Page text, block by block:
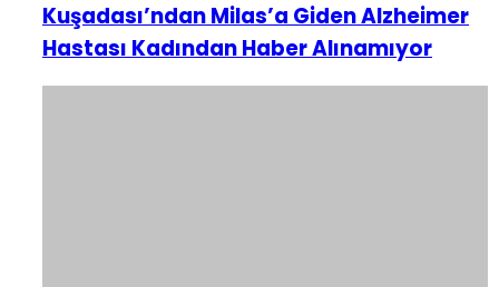
Kuşadası’ndan Milas’a Giden Alzheimer
Hastası Kadından Haber Alınamıyor